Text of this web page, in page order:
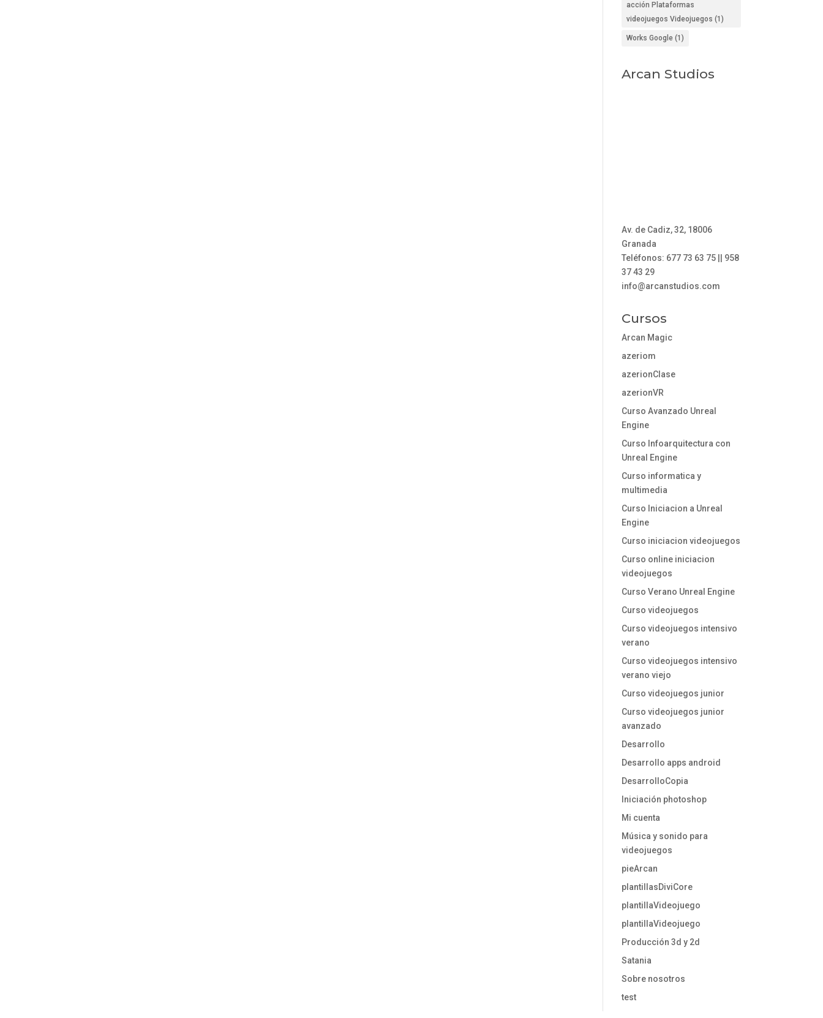
acción Plataformas
videojuegos Videojuegos (1)
Works Google (1)
Arcan Studios
Av. de Cadiz, 32, 18006
Granada
Teléfonos: 677 73 63 75 || 958
37 43 29
info@arcanstudios.com
Cursos
Arcan Magic
azeriom
azerionClase
azerionVR
Curso Avanzado Unreal
Engine
Curso Infoarquitectura con
Unreal Engine
Curso informatica y
multimedia
Curso Iniciacion a Unreal
Engine
Curso iniciacion videojuegos
Curso online iniciacion
videojuegos
Curso Verano Unreal Engine
Curso videojuegos
Curso videojuegos intensivo
verano
Curso videojuegos intensivo
verano viejo
Curso videojuegos junior
Curso videojuegos junior
avanzado
Desarrollo
Desarrollo apps android
DesarrolloCopia
Iniciación photoshop
Mi cuenta
Música y sonido para
videojuegos
pieArcan
plantillasDiviCore
plantillaVideojuego
plantillaVideojuego
Producción 3d y 2d
Satania
Sobre nosotros
test